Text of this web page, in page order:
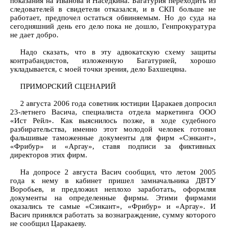
следователей в свидетели отказался, и в СКП больше не
работает, предпочел остаться обвиняемым. Но до суда на
сегодняшний день его дело пока не дошло, Генпрокуратура
не дает добро.
Надо сказать, что в эту адвокатскую схему защиты
контрабандистов, изложенную Багатурией, хорошо
укладывается, с моей точки зрения, дело Бахшецяна.
ПРИМОРСКИЙ СЦЕНАРИЙ
2 августа 2006 года советник юстиции Царакаев допросил
23-летнего Васича, специалиста отдела маркетинга ООО
«Ист Рейл». Как выяснилось позже, в ходе судебного
разбирательства, именно этот молодой человек готовил
фальшивые таможенные документы для фирм «Сэнкант»,
«Фрибур» и «Аргау», ставя подписи за фиктивных
директоров этих фирм.
На допросе 2 августа Васич сообщил, что летом 2005
года к нему в кабинет пришел замначальника ДВТУ
Воробьев, и предложил неплохо заработать, оформляя
документы на определенные фирмы. Этими фирмами
оказались те самые «Сэнкант», «Фрибур» и «Аргау». И
Васич принялся работать за вознаграждение, сумму которого
не сообщил Царакаеву.